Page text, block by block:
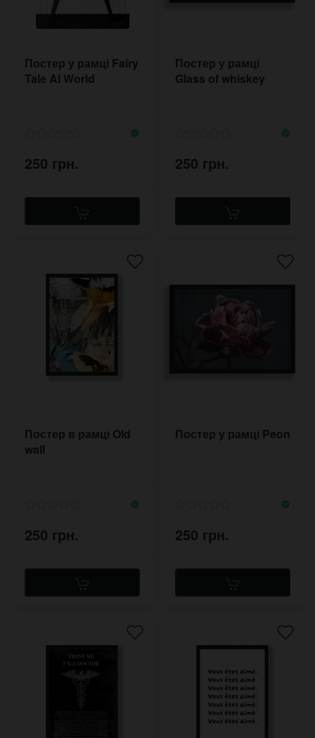
Постер у рамці Fairy
Tale AI World
250 грн.
Постер у рамці
Glass of whiskey
250 грн.
Постер в рамці Old
wall
250 грн.
Постер у рамці Peon
250 грн.